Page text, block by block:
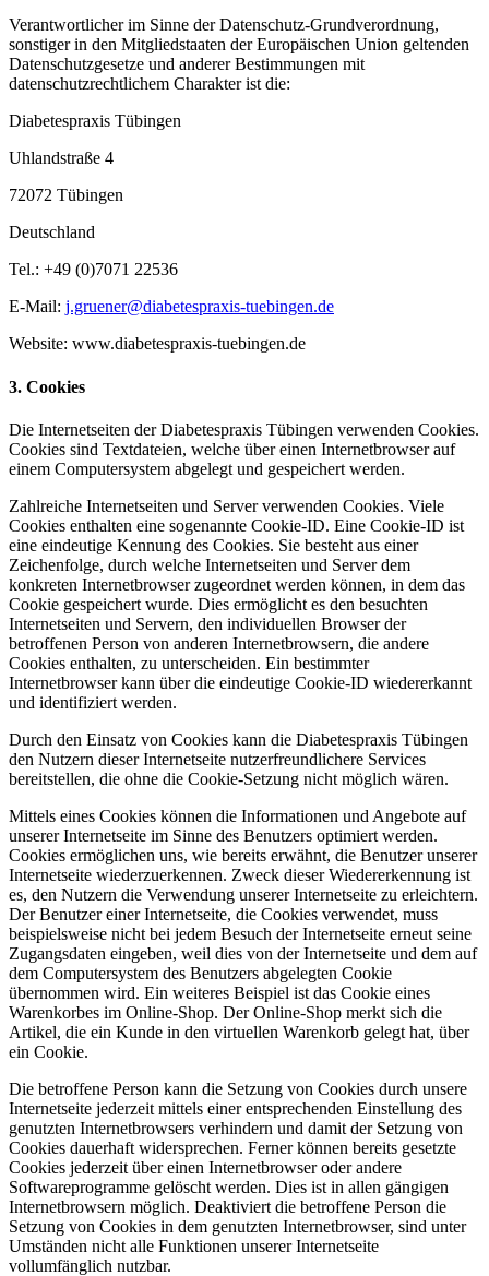
Verantwortlicher im Sinne der Datenschutz-Grundverordnung,
sonstiger in den Mitgliedstaaten der Europäischen Union geltenden
Datenschutzgesetze und anderer Bestimmungen mit
datenschutzrechtlichem Charakter ist die:
Diabetespraxis Tübingen
Uhlandstraße 4
72072 Tübingen
Deutschland
Tel.: +49 (0)7071 22536
E-Mail: j.gruener@diabetespraxis-tuebingen.de
Website: www.diabetespraxis-tuebingen.de
3. Cookies
Die Internetseiten der Diabetespraxis Tübingen verwenden Cookies.
Cookies sind Textdateien, welche über einen Internetbrowser auf
einem Computersystem abgelegt und gespeichert werden.
Zahlreiche Internetseiten und Server verwenden Cookies. Viele
Cookies enthalten eine sogenannte Cookie-ID. Eine Cookie-ID ist
eine eindeutige Kennung des Cookies. Sie besteht aus einer
Zeichenfolge, durch welche Internetseiten und Server dem
konkreten Internetbrowser zugeordnet werden können, in dem das
Cookie gespeichert wurde. Dies ermöglicht es den besuchten
Internetseiten und Servern, den individuellen Browser der
betroffenen Person von anderen Internetbrowsern, die andere
Cookies enthalten, zu unterscheiden. Ein bestimmter
Internetbrowser kann über die eindeutige Cookie-ID wiedererkannt
und identifiziert werden.
Durch den Einsatz von Cookies kann die Diabetespraxis Tübingen
den Nutzern dieser Internetseite nutzerfreundlichere Services
bereitstellen, die ohne die Cookie-Setzung nicht möglich wären.
Mittels eines Cookies können die Informationen und Angebote auf
unserer Internetseite im Sinne des Benutzers optimiert werden.
Cookies ermöglichen uns, wie bereits erwähnt, die Benutzer unserer
Internetseite wiederzuerkennen. Zweck dieser Wiedererkennung ist
es, den Nutzern die Verwendung unserer Internetseite zu erleichtern.
Der Benutzer einer Internetseite, die Cookies verwendet, muss
beispielsweise nicht bei jedem Besuch der Internetseite erneut seine
Zugangsdaten eingeben, weil dies von der Internetseite und dem auf
dem Computersystem des Benutzers abgelegten Cookie
übernommen wird. Ein weiteres Beispiel ist das Cookie eines
Warenkorbes im Online-Shop. Der Online-Shop merkt sich die
Artikel, die ein Kunde in den virtuellen Warenkorb gelegt hat, über
ein Cookie.
Die betroffene Person kann die Setzung von Cookies durch unsere
Internetseite jederzeit mittels einer entsprechenden Einstellung des
genutzten Internetbrowsers verhindern und damit der Setzung von
Cookies dauerhaft widersprechen. Ferner können bereits gesetzte
Cookies jederzeit über einen Internetbrowser oder andere
Softwareprogramme gelöscht werden. Dies ist in allen gängigen
Internetbrowsern möglich. Deaktiviert die betroffene Person die
Setzung von Cookies in dem genutzten Internetbrowser, sind unter
Umständen nicht alle Funktionen unserer Internetseite
vollumfänglich nutzbar.